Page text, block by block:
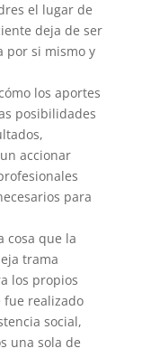
el lugar de
deja de ser
por si mismo y
los aportes
posibilidades
accionar
para
cosa que la
trama
los propios
fue realizado
social,
una sola de